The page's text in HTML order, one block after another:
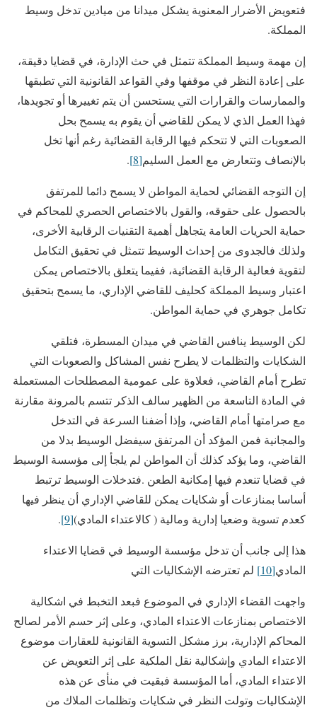
فتعويض الأضرار المعنوية يشكل ميدانا من ميادين تدخل وسيط
المملكة.
إن مهمة وسيط المملكة تتمثل في حث الإدارة، في قضايا دقيقة،
على إعادة النظر في موقفها وفي القواعد القانونية التي تطبقها
والممارسات والقرارات التي يستحسن أن يتم تغييرها أو تجويدها،
فهذا العمل الذي لا يمكن للقاضي أن يقوم به يسمح بحل
الصعوبات التي لا تتحكم فيها الرقابة القضائية رغم أنها تخل
بالإنصاف وتتعارض مع العمل السليم[8]
.
إن التوجه القضائي لحماية المواطن لا يسمح دائما للمرتفق
بالحصول على حقوقه، والقول بالاختصاص الحصري للمحاكم في
حماية الحريات العامة يتجاهل أهمية التقنيات الرقابية الأخرى،
ولذلك فالجدوى من إحداث الوسيط تتمثل في تحقيق التكامل
لتقوية فعالية الرقابة القضائية، ففيما يتعلق بالاختصاص يمكن
اعتبار وسيط المملكة كحليف للقاضي الإداري، ما يسمح بتحقيق
تكامل جوهري في حماية المواطن.
لكن الوسيط ينافس القاضي في ميدان المسطرة، فتلقي
الشكايات والتظلمات لا يطرح نفس المشاكل والصعوبات التي
تطرح أمام القاضي، فعلاوة على عمومية المصطلحات المستعملة
في المادة التاسعة من الظهير سالف الذكر تتسم بالمرونة مقارنة
مع صرامتها أمام القاضي، وإذا أضفنا السرعة في التدخل
والمجانية فمن المؤكد أن المرتفق سيفضل الوسيط بدلا من
القاضي، وما يؤكد كذلك أن المواطن لم يلجأ إلى مؤسسة الوسيط
في قضايا تنعدم فيها إمكانية الطعن .فتدخلات الوسيط ترتبط
أساسا بمنازعات أو شكايات يمكن للقاضي الإداري أن ينظر فيها
كعدم تسوية وضعيا إدارية ومالية ( كالاعتداء المادي)[9]
.
هذا إلى جانب أن تدخل مؤسسة الوسيط في قضايا الاعتداء
المادي[10] لم تعترضه الإشكاليات التي
واجهت القضاء الإداري في الموضوع فبعد التخبط في اشكالية
الاختصاص بمنازعات الاعتداء المادي، وعلى إثر حسم الأمر لصالح
المحاكم الإدارية، برز مشكل التسوية القانونية للعقارات موضوع
الاعتداء المادي وإشكالية نقل الملكية على إثر التعويض عن
الاعتداء المادي، أما المؤسسة فبقيت في منأى عن هذه
الإشكاليات وتولت النظر في شكايات وتظلمات الملاك من